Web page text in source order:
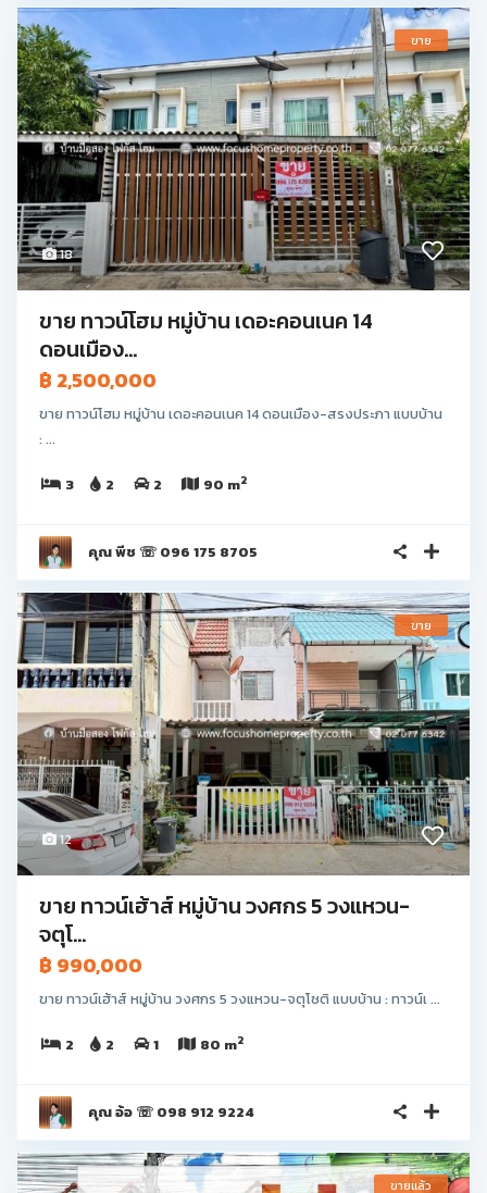
18
ขาย
ขาย ทาวน์โฮม หมู่บ้าน เดอะคอนเนค 14
ดอนเมือง...
฿ 2,500,000
ขาย ทาวน์โฮม หมู่บ้าน เดอะคอนเนค 14 ดอนเมือง-สรงประภา แบบบ้าน
: ...
3 2 2 90 m2
คุณ พีช ☏ 096 175 8705
12
ขาย
ขาย ทาวน์เฮ้าส์ หมู่บ้าน วงศกร 5 วงแหวน-
จตุโ...
฿ 990,000
ขาย ทาวน์เฮ้าส์ หมู่บ้าน วงศกร 5 วงแหวน-จตุโชติ แบบบ้าน : ทาวน์เ ...
2 2 1 80 m2
คุณ อ้อ ☏ 098 912 9224
ขายแล้ว